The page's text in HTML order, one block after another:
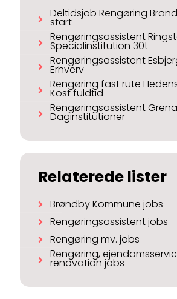
Deltidsjob Rengøring
start
Rengøringsassistent
Specialinstitution 30t
Rengøringsassistent
Erhverv
Rengøring fast rute
Kost fuldtid
Rengøringsassistent
Daginstitutioner
Relaterede lister
Brøndby Kommune jobs
Rengøringsassistent jobs
Rengøring mv. jobs
Rengøring,
renovation jobs